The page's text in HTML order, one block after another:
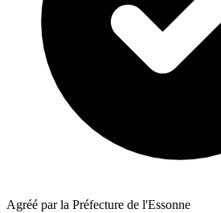
Agréé par la Préfecture de l'Essonne